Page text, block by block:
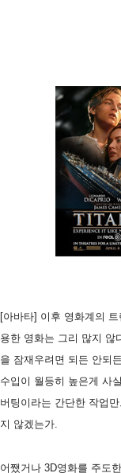
[아바타] 이후 영화계의
용한 영화는 그리 많지 않
을 잠재우려면 되든 안되
수입이 월등히 높은게 사
버팅이라는 간단한 작업
지 않겠는가.
어쨌거나 3D영화를 주도